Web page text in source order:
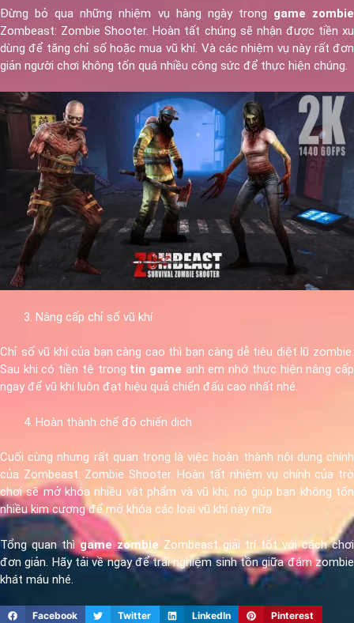
Đừng bỏ qua những nhiệm vụ hàng ngày trong game zombie
Zombeast: Zombie Shooter. Hoàn tất chúng sẽ nhận được tiền xu
dùng để tăng chỉ số hoặc mua vũ khí. Và các nhiệm vụ này rất đơn
giản người chơi không tốn quá nhiều công sức để thực hiện chúng.
Nâng cấp chỉ số vũ khí
Chỉ số vũ khí của bạn càng cao thì bạn càng dễ tiêu diệt lũ zombie.
Sau khi có tiền tệ trong tin game anh em nhớ thực hiện nâng cấp
ngay để vũ khí luôn đạt hiệu quả chiến đấu cao nhất nhé.
Hoàn thành chế độ chiến dịch
Cuối cùng nhưng rất quan trọng là việc hoàn thành nội dung chính
của Zombeast: Zombie Shooter. Hoàn tất nhiệm vụ chính của trò
chơi sẽ mở khóa nhiều vật phẩm và vũ khí, nó giúp bạn không tốn
nhiều kim cương để mở khóa các loại vũ khí này nữa.
Tổng quan thìgame zombieZombeast giải trí tốt với cách chơi
đơn giản. Hãy tải về ngay để trải nghiệm sinh tồn giữa đám zombie
khát máu nhé.
Facebook Twitter LinkedIn Pinterest